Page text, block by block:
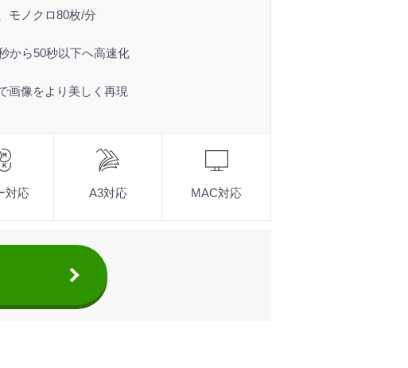
モノクロ80枚/分
から50秒以下へ高速化
画像をより美しく再現
対応 A3対応 MAC対応